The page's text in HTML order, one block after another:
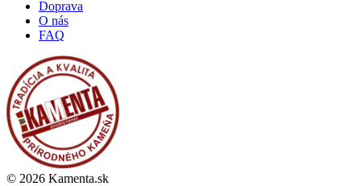
Doprava
O nás
FAQ
© 2026 Kamenta.sk